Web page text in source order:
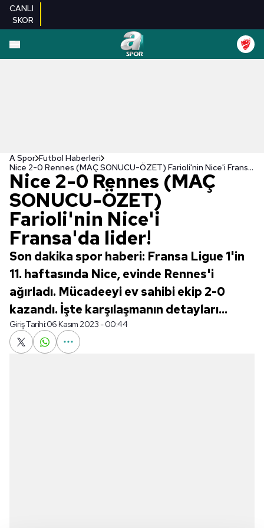
CANLI
SKOR
A Spor Futbol Haberleri
Nice 2-0 Rennes (MAÇ SONUCU-ÖZET) Farioli'nin Nice'i Fransa'da lider!
Nice 2-0 Rennes (MAÇ
SONUCU-ÖZET)
Farioli'nin Nice'i
Fransa'da lider!
Son dakika spor haberi: Fransa Ligue 1'in
11. haftasında Nice, evinde Rennes'i
ağırladı. Mücadeeyi ev sahibi ekip 2-0
kazandı. İşte karşılaşmanın detayları...
Giriş Tarihi:06 Kasım 2023 - 00:44